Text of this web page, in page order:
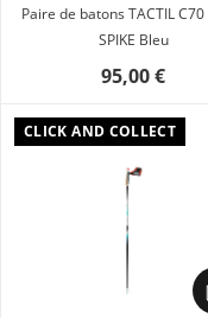
Paire de batons TACTIL C70
SPIKE Bleu
95,00 €
CLICK AND COLLECT